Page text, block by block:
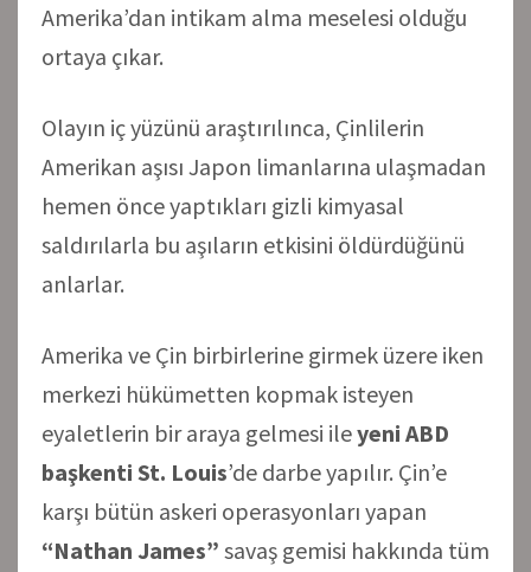
Amerika’dan intikam alma meselesi olduğu
ortaya çıkar.
Olayın iç yüzünü araştırılınca, Çinlilerin
Amerikan aşısı Japon limanlarına ulaşmadan
hemen önce yaptıkları gizli kimyasal
saldırılarla bu aşıların etkisini öldürdüğünü
anlarlar.
Amerika ve Çin birbirlerine girmek üzere iken
merkezi hükümetten kopmak isteyen
eyaletlerin bir araya gelmesi ileyeni ABD
başkenti St. Louis’de darbe yapılır. Çin’e
karşı bütün askeri operasyonları yapan
“Nathan James” savaş gemisi hakkında tüm